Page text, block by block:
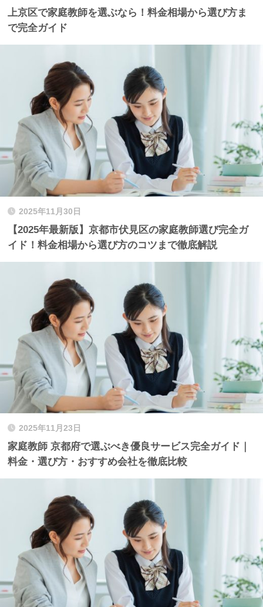
上京区で家庭教師を選ぶなら！料金相場から選び方ま
で完全ガイド
2025年11月30日
【2025年最新版】京都市伏見区の家庭教師選び完全ガ
イド！料金相場から選び方のコツまで徹底解説
2025年11月23日
家庭教師 京都府で選ぶべき優良サービス完全ガイド｜
料金・選び方・おすすめ会社を徹底比較